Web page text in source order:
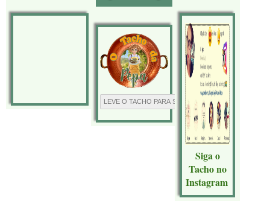
Siga o
Tacho no
Instagram